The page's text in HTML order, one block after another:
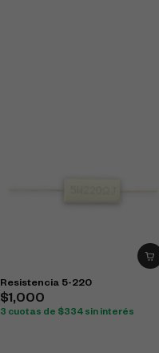
Resistencia 5-220
$1,000
3 cuotas de $334 sin interés